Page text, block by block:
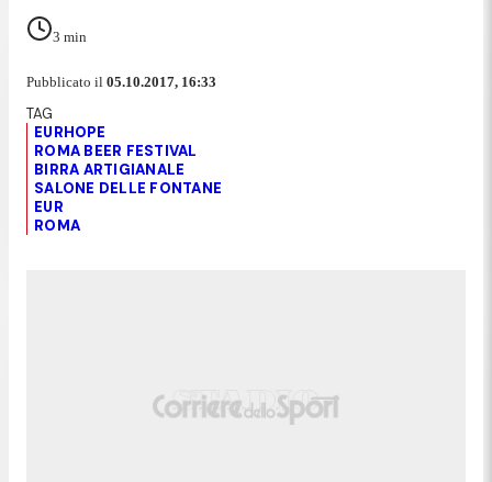
3 min
Pubblicato il 05.10.2017, 16:33
EURHOPE
ROMA BEER FESTIVAL
BIRRA ARTIGIANALE
SALONE DELLE FONTANE
EUR
ROMA